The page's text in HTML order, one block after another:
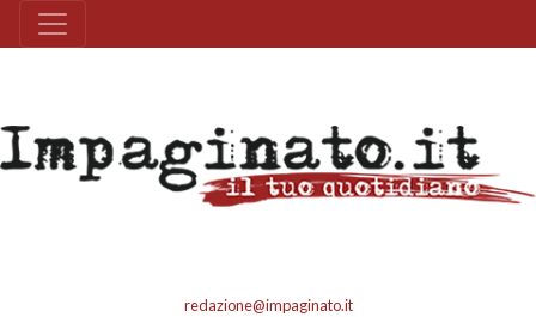
redazione@impaginato.it